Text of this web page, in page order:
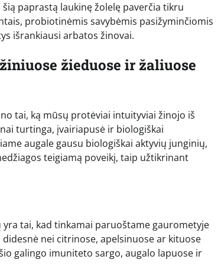
paprastą laukinę žolelę paverčia tikru
probiotinėmis savybėmis pasižyminčiomis
išrankiausi arbatos žinovai.
žieduose ir žaliuose
tai, ką mūsų protėviai intuityviai žinojo iš
turtinga, įvairiapusė ir biologiškai
augale gausu biologiškai aktyvių junginių,
teigiamą poveikį, taip užtikrinant
tai, kad tinkamai paruoštame gaurometyje
nei citrinose, apelsinuose ar kituose
galingo imuniteto sargo, augalo lapuose ir